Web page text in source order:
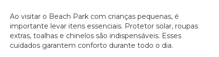
Ao visitar o Beach Park com crianças pequenas, é
importante levar itens essenciais. Protetor solar, roupas
extras, toalhas e chinelos são indispensáveis. Esses
cuidados garantem conforto durante todo o dia.